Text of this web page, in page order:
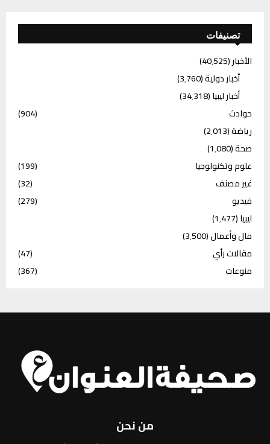
تصنيفات
الأخبار(40٬525)
أخبار دولية(3٬760)
أخبار ليبيا(34٬318)
حوادث
(904)
رياضة(2٬013)
صحة(1٬080)
علوم وتكنولوجيا
(199)
غير مصنف
(32)
فيديو
(279)
ليبيا(1٬477)
مال وأعمال(3٬500)
مقالات رأي
(47)
منوعات
(367)
من نحن